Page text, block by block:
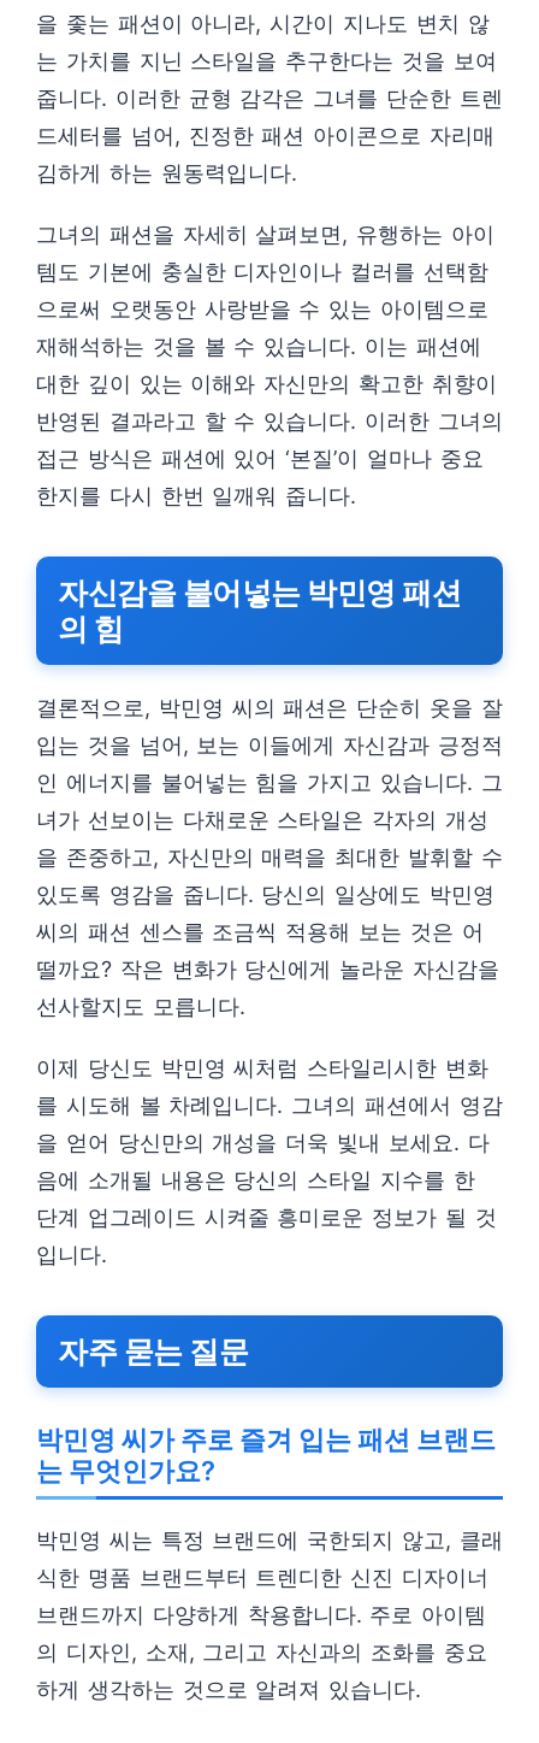
을 좇는 패션이 아니라, 시간이 지나도 변치 않
는 가치를 지닌 스타일을 추구한다는 것을 보여
줍니다. 이러한 균형 감각은 그녀를 단순한 트렌
드세터를 넘어, 진정한 패션 아이콘으로 자리매
김하게 하는 원동력입니다.
그녀의 패션을 자세히 살펴보면, 유행하는 아이
템도 기본에 충실한 디자인이나 컬러를 선택함
으로써 오랫동안 사랑받을 수 있는 아이템으로
재해석하는 것을 볼 수 있습니다. 이는 패션에
대한 깊이 있는 이해와 자신만의 확고한 취향이
반영된 결과라고 할 수 있습니다. 이러한 그녀의
접근 방식은 패션에 있어 ‘본질’이 얼마나 중요
한지를 다시 한번 일깨워 줍니다.
자신감을 불어넣는 박민영 패션
의 힘
결론적으로, 박민영 씨의 패션은 단순히 옷을 잘
입는 것을 넘어, 보는 이들에게 자신감과 긍정적
인 에너지를 불어넣는 힘을 가지고 있습니다. 그
녀가 선보이는 다채로운 스타일은 각자의 개성
을 존중하고, 자신만의 매력을 최대한 발휘할 수
있도록 영감을 줍니다. 당신의 일상에도 박민영
씨의 패션 센스를 조금씩 적용해 보는 것은 어
떨까요? 작은 변화가 당신에게 놀라운 자신감을
선사할지도 모릅니다.
이제 당신도 박민영 씨처럼 스타일리시한 변화
를 시도해 볼 차례입니다. 그녀의 패션에서 영감
을 얻어 당신만의 개성을 더욱 빛내 보세요. 다
음에 소개될 내용은 당신의 스타일 지수를 한
단계 업그레이드 시켜줄 흥미로운 정보가 될 것
입니다.
자주 묻는 질문
박민영 씨가 주로 즐겨 입는 패션 브랜드
는 무엇인가요?
박민영 씨는 특정 브랜드에 국한되지 않고, 클래
식한 명품 브랜드부터 트렌디한 신진 디자이너
브랜드까지 다양하게 착용합니다. 주로 아이템
의 디자인, 소재, 그리고 자신과의 조화를 중요
하게 생각하는 것으로 알려져 있습니다.